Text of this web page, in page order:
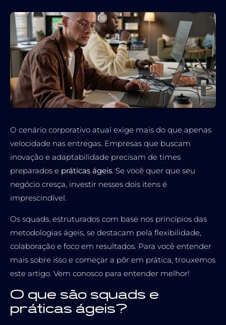
O cenário corporativo atual exige mais do que apenas
velocidade nas entregas. Empresas que buscam
inovação e adaptabilidade precisam de times
preparados e práticas ágeis. Se você quer que seu
negócio cresça, investir nesses dois itens é
imprescindível.
Os squads, estruturados com base nos princípios das
metodologias ágeis, se destacam pela flexibilidade,
colaboração e foco em resultados. Para você entender
mais sobre isso e começar a pôr em prática, trouxemos
este artigo. Vem conosco para entender melhor!
O que são squads e
práticas ágeis?